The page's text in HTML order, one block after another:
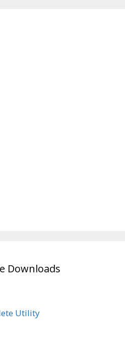
Downloads
Utility